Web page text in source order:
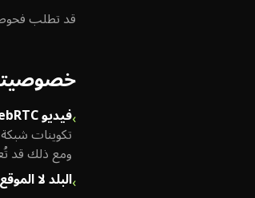
قد تطلب فحوص
›فيديو WebRTC مشفر
ومع ذلك قد
›البلد لا